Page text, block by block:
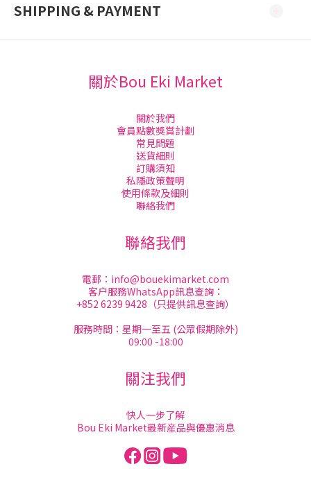
SHIPPING & PAYMENT
關於Bou Eki Market
關於我們
會員點數獎賞計劃
常見問題
送貨細則
訂購須知
私隱政策聲明
使用條款及細則
聯絡我們
聯絡我們
電郵： info@bouekimarket.com
客户服務WhatsApp訊息查詢：
+852 6239 9428（只提供訊息查詢）
服務時間：星期一至五 (公眾假期除外)
09:00 -18:00
關注我們
快人一步了解
Bou Eki Market最新産品與優惠消息